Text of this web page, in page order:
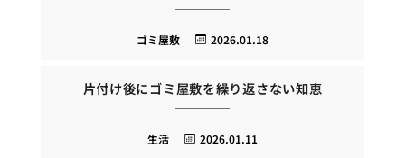
2026.01.18
ゴミ屋敷
片付け後にゴミ屋敷を繰り返さない知恵
2026.01.11
生活